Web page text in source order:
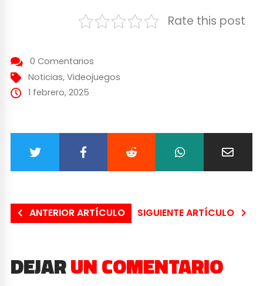
Rate this post
0 Comentarios
Noticias, Videojuegos
1 febrero, 2025
ANTERIOR ARTÍCULO SIGUIENTE ARTÍCULO
DEJARUN COMENTARIO